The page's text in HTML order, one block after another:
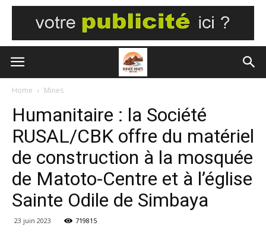
Home Mines
Humanitaire : la Société
RUSAL/CBK offre du matériel
de construction à la mosquée
de Matoto-Centre et à l’église
Sainte Odile de Simbaya
23 juin 2023 719815